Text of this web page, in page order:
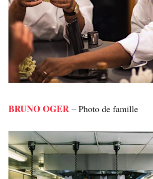
BRUNO OGER – Photo de famille